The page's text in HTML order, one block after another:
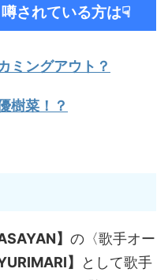
されている方は☟
ミングアウト？
樹菜！？
】 の〈歌手オー
YURIMARI】
として歌手